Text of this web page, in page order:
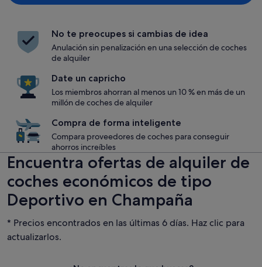
No te preocupes si cambias de idea
Anulación sin penalización en una selección de coches
de alquiler
Date un capricho
Los miembros ahorran al menos un 10 % en más de un
millón de coches de alquiler
Compra de forma inteligente
Compara proveedores de coches para conseguir
ahorros increíbles
Encuentra ofertas de alquiler de
coches económicos de tipo
Deportivo en Champaña
* Precios encontrados en las últimas 6 días. Haz clic para
actualizarlos.